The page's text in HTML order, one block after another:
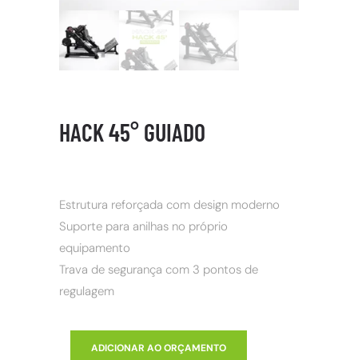
HACK 45° GUIADO
Estrutura reforçada com design moderno
Suporte para anilhas no próprio
equipamento
Trava de segurança com 3 pontos de
regulagem
ADICIONAR AO ORÇAMENTO